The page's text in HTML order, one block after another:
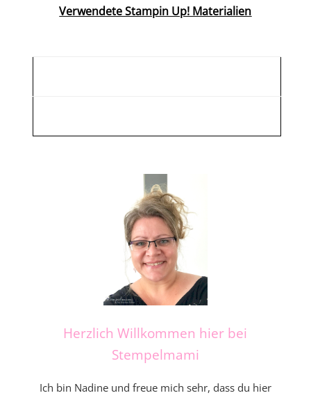
Verwendete Stampin Up! Materialien
Herzlich Willkommen hier bei
Stempelmami
Ich bin Nadine und freue mich sehr, dass du hier